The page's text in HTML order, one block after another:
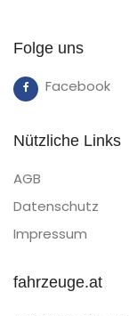
Folge uns
Facebook
Nützliche Links
AGB
Datenschutz
Impressum
fahrzeuge.at